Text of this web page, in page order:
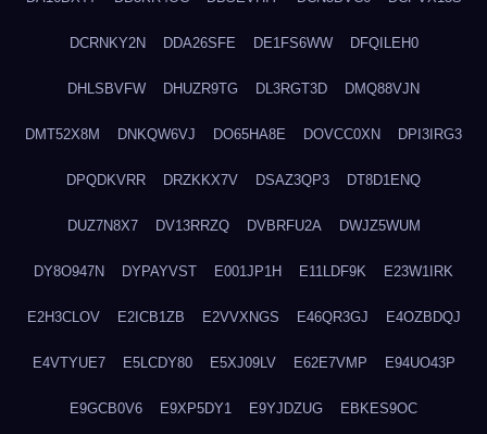
DCRNKY2N DDA26SFE DE1FS6WW DFQILEH0
DHLSBVFW DHUZR9TG DL3RGT3D DMQ88VJN
DMT52X8M DNKQW6VJ DO65HA8E DOVCC0XN DPI3IRG3
DPQDKVRR DRZKKX7V DSAZ3QP3 DT8D1ENQ
DUZ7N8X7 DV13RRZQ DVBRFU2A DWJZ5WUM
DY8O947N DYPAYVST E001JP1H E11LDF9K E23W1IRK
E2H3CLOV E2ICB1ZB E2VVXNGS E46QR3GJ E4OZBDQJ
E4VTYUE7 E5LCDY80 E5XJ09LV E62E7VMP E94UO43P
E9GCB0V6 E9XP5DY1 E9YJDZUG EBKES9OC